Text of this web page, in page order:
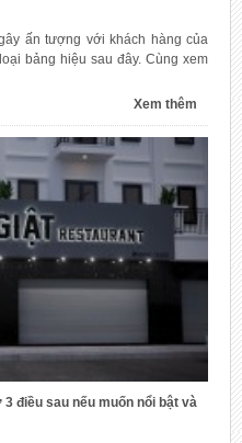
ấn tượng với khách hàng của
bảng hiệu sau đây. Cùng xem
Xem thêm
điều sau nếu muốn nổi bật và